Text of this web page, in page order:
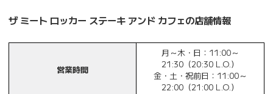
ザ ミート ロッカー ステーキ アンド カフェの店舗情報
営業時間
月～木・日：11:00～
21:30（20:30 L.O.）
金・土・祝前日：11:00～
22:00（21:00 L.O.）